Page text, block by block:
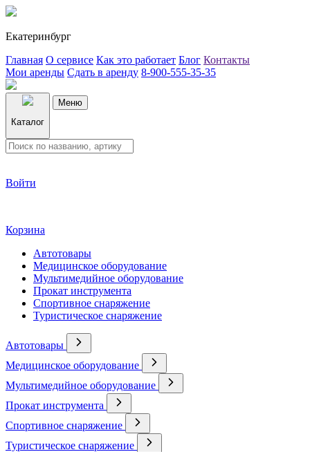
Екатеринбург
Главная О сервисе Как это работает Блог Контакты
Мои аренды Сдать в аренду 8-900-555-35-35
Каталог
Меню
Войти
Корзина
Автотовары
Медицинское оборудование
Мультимедийное оборудование
Прокат инструмента
Спортивное снаряжение
Туристическое снаряжение
Автотовары
Медицинское оборудование
Мультимедийное оборудование
Прокат инструмента
Спортивное снаряжение
Туристическое снаряжение